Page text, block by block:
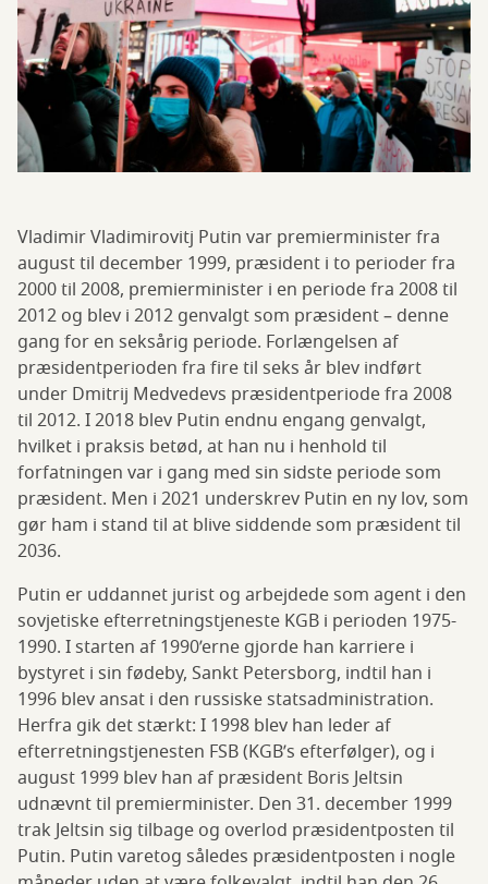
Vladimir Vladimirovitj Putin var premierminister fra
august til december 1999, præsident i to perioder fra
2000 til 2008, premierminister i en periode fra 2008 til
2012 og blev i 2012 genvalgt som præsident – denne
gang for en seksårig periode. Forlængelsen af
præsidentperioden fra fire til seks år blev indført
under Dmitrij Medvedevs præsidentperiode fra 2008
til 2012. I 2018 blev Putin endnu engang genvalgt,
hvilket i praksis betød, at han nu i henhold til
forfatningen var i gang med sin sidste periode som
præsident. Men i 2021 underskrev Putin en ny lov, som
gør ham i stand til at blive siddende som præsident til
2036.
Putin er uddannet jurist og arbejdede som agent i den
sovjetiske efterretningstjeneste KGB i perioden 1975-
1990. I starten af 1990’erne gjorde han karriere i
bystyret i sin fødeby, Sankt Petersborg, indtil han i
1996 blev ansat i den russiske statsadministration.
Herfra gik det stærkt: I 1998 blev han leder af
efterretningstjenesten FSB (KGB’s efterfølger), og i
august 1999 blev han af præsident Boris Jeltsin
udnævnt til premierminister. Den 31. december 1999
trak Jeltsin sig tilbage og overlod præsidentposten til
Putin. Putin varetog således præsidentposten i nogle